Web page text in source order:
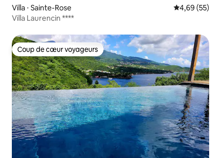
Villa ⋅ Sainte-Rose Évaluation
4,69 (55)
Villa Laurencin ****
Coup de cœur voyageurs
Coup de cœur voyageurs